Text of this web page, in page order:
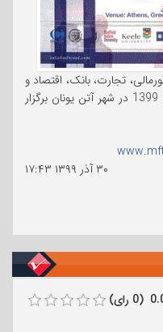
تجارت، بانک، اقتصاد و
حسابداری در تاریخ 10 الی 11 دی ماه 1399 در شهر آتن یونان برگزار
۳۰ آذر ۱۳۹۹
۱۷:۴۳